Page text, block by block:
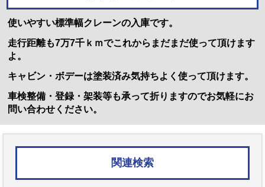
使いやすい標準幅クレーンの入庫です。
走行距離も7万7千ｋｍでこれからまだまだ使って頂けます
よ。
キャビン・ボデーは塗装済み気持ちよく使って頂けます。
車検整備・登録・架装等も承って折りますのでお気軽にお
問い合わせください。
関連検索